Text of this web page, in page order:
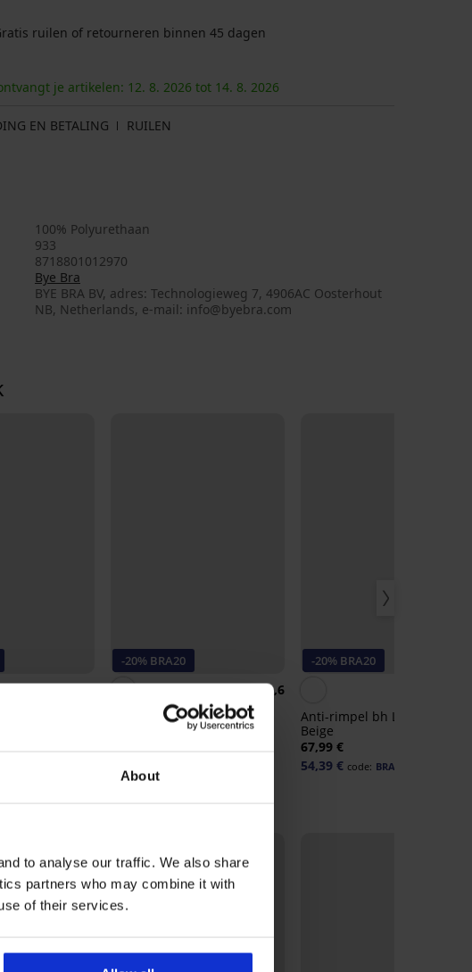
About
to analyse our traffic. We also share
partners who may combine it with
of their services.
ruilen of retourneren binnen 45 dagen
je artikelen: 12. 8. 2026 tot 14. 8. 2026
EN BETALING
RUILEN
100% Polyurethaan
933
8718801012970
Bye Bra
BYE BRA BV, adres: Technologieweg 7, 4906AC Oosterhout
NB, Netherlands, e-mail: info@byebra.com
-20% BRA20
4,6
Hold-up bh zonder
schouderbandjes
-20% BRA20
Anti-rimpel bh La Decollette
Beige
67,99 €
54,39 € code: BRA20